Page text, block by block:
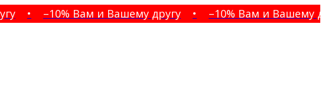
• –10% Вам и Вашему другу • –10% Вам и Вашему